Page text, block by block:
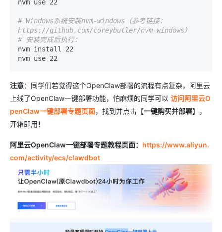
nvm use 22
# Windows系统安装nvm-windows（参考链接：
https://github.com/coreybutler/nvm-windows）
# 安装完成后执行：
nvm install 22
注意：同学们若觉得这个OpenClaw部署的流程有点复杂，阿里云
上线了OpenClaw一键部署功能，怕麻烦的同学可以 访问阿里云O
penClaw一键部署专题页面，找到并点击【一键购买并部署】，
开箱即用！
阿里云OpenClaw一键部署专题教程页面： https://www.aliyun.
com/activity/ecs/clawdbot